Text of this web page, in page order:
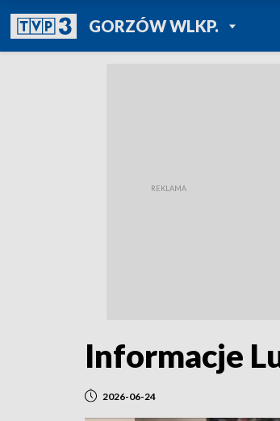
GORZÓW WLKP.POWRÓT DO
TVP REGIONY
Informacje
2026-06-24